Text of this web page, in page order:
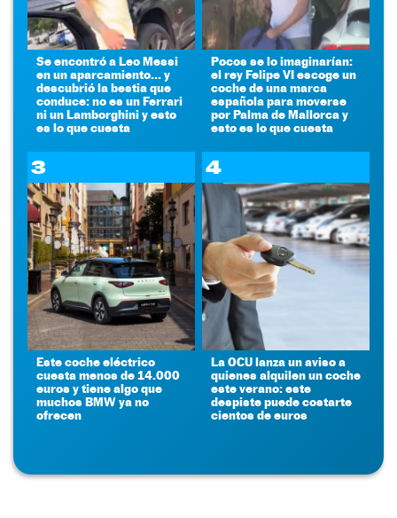
Se encontró a Leo Messi
en un aparcamiento... y
descubrió la bestia que
conduce: no es un Ferrari
ni un Lamborghini y esto
es lo que cuesta
Pocos se lo imaginarían:
el rey Felipe VI escoge un
coche de una marca
española para moverse
por Palma de Mallorca y
esto es lo que cuesta
3
Este coche eléctrico
cuesta menos de 14.000
euros y tiene algo que
muchos BMW ya no
ofrecen
4
La OCU lanza un aviso a
quienes alquilen un coche
este verano: este
despiste puede costarte
cientos de euros